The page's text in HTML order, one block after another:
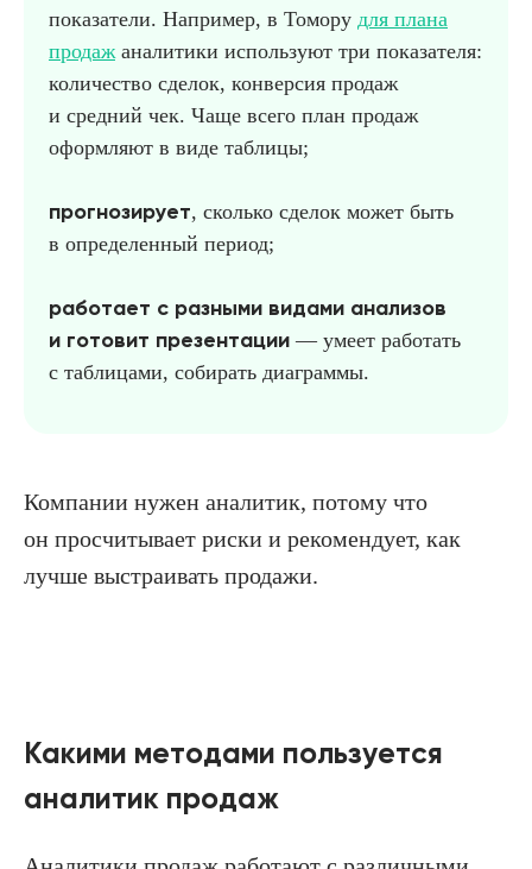
показатели. Например, в Томору для плана
продажаналитики используют три показателя:
количество сделок, конверсия продаж
и средний чек. Чаще всего план продаж
оформляют в виде таблицы;
прогнозирует, сколько сделок может быть
в определенный период;
работает с разными видами анализов
и готовит презентации — умеет работать
с таблицами, собирать диаграммы.
Компании нужен аналитик, потому что
он просчитывает риски и рекомендует, как
лучше выстраивать продажи.
Какими методами пользуется
аналитик продаж